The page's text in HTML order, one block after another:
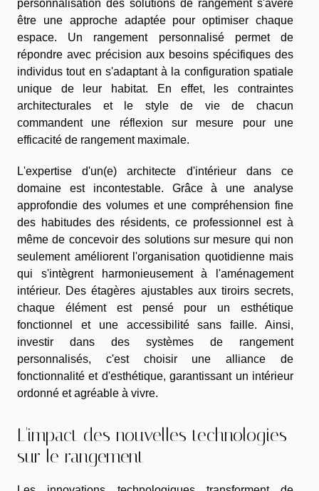
personnalisation des solutions de rangement s'avère
être une approche adaptée pour optimiser chaque
espace. Un rangement personnalisé permet de
répondre avec précision aux besoins spécifiques des
individus tout en s'adaptant à la configuration spatiale
unique de leur habitat. En effet, les contraintes
architecturales et le style de vie de chacun
commandent une réflexion sur mesure pour une
efficacité de rangement maximale.
L'expertise d'un(e) architecte d'intérieur dans ce
domaine est incontestable. Grâce à une analyse
approfondie des volumes et une compréhension fine
des habitudes des résidents, ce professionnel est à
même de concevoir des solutions sur mesure qui non
seulement améliorent l'organisation quotidienne mais
qui s'intègrent harmonieusement à l'aménagement
intérieur. Des étagères ajustables aux tiroirs secrets,
chaque élément est pensé pour un esthétique
fonctionnel et une accessibilité sans faille. Ainsi,
investir dans des systèmes de rangement
personnalisés, c'est choisir une alliance de
fonctionnalité et d'esthétique, garantissant un intérieur
ordonné et agréable à vivre.
L'impact des nouvelles technologies
sur le rangement